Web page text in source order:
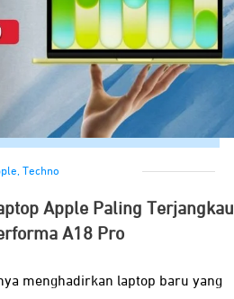
, Techno
Apple Paling Terjangkau
A18 Pro
menghadirkan laptop baru yang